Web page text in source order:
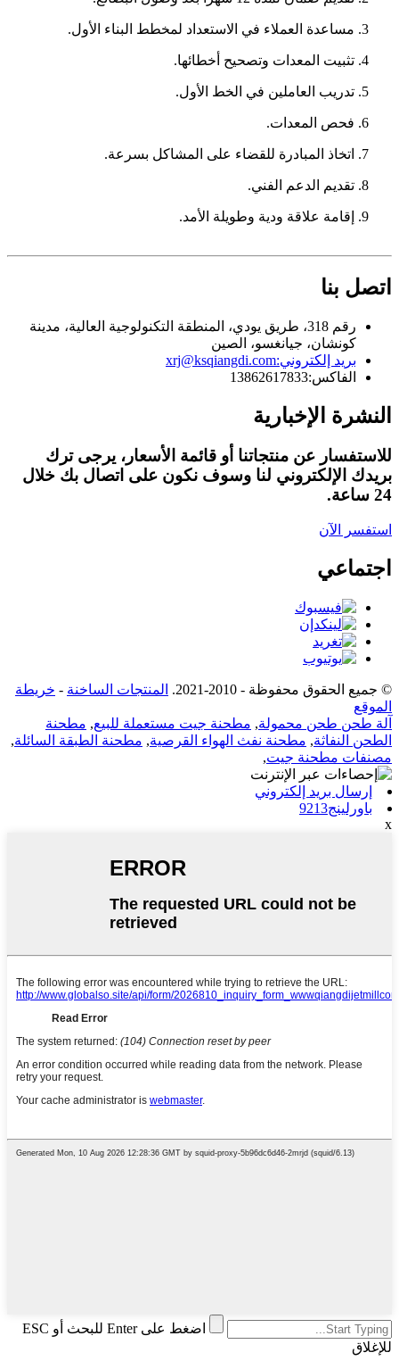
3. مساعدة العملاء في الاستعداد لمخطط البناء الأول.
4. تثبيت المعدات وتصحيح أخطائها.
5. تدريب العاملين في الخط الأول.
6. فحص المعدات.
7. اتخاذ المبادرة للقضاء على المشاكل بسرعة.
8. تقديم الدعم الفني.
9. إقامة علاقة ودية وطويلة الأمد.
اتصل بنا
رقم 318، طريق يودي، المنطقة التكنولوجية العالية، مدينة
كونشان، جيانغسو، الصين
بريد إلكتروني:xrj@ksqiangdi.com
الفاكس:13862617833
النشرة الإخبارية
للاستفسار عن منتجاتنا أو قائمة الأسعار، يرجى ترك
بريدك الإلكتروني لنا وسوف نكون على اتصال بك خلال
24 ساعة.
استفسر الآن
اجتماعي
© جميع الحقوق محفوظة - 2010-2021. المنتجات الساخنة - خريطة
الموقع
آلة طحن طحن محمولة, مطحنة جيت مستعملة للبيع, مطحنة
الطحن النفاثة, مطحنة نفث الهواء القرصية, مطحنة الطبقة السائلة,
مصنفات مطحنة جيت,
إرسال بريد إلكتروني
باورلينج9213
x
اضغط على Enter للبحث أو ESC
للإغلاق